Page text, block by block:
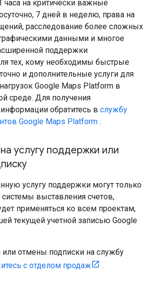
часа на критически важные
7 дней в неделю, права на
расследование более сложных
данными и многое
поддержки
тех, кому необходимы быстрые
и дополнительные услуги для
Google Maps Platform в
среде. Для получения
обратитесь в службу
Google Maps Platform .
услугу поддержки или
услугу поддержки могут только
выставления счетов,
применяться ко всем проектам,
текущей учетной записью Google
или отмены подписки на службу
с отделом продаж .